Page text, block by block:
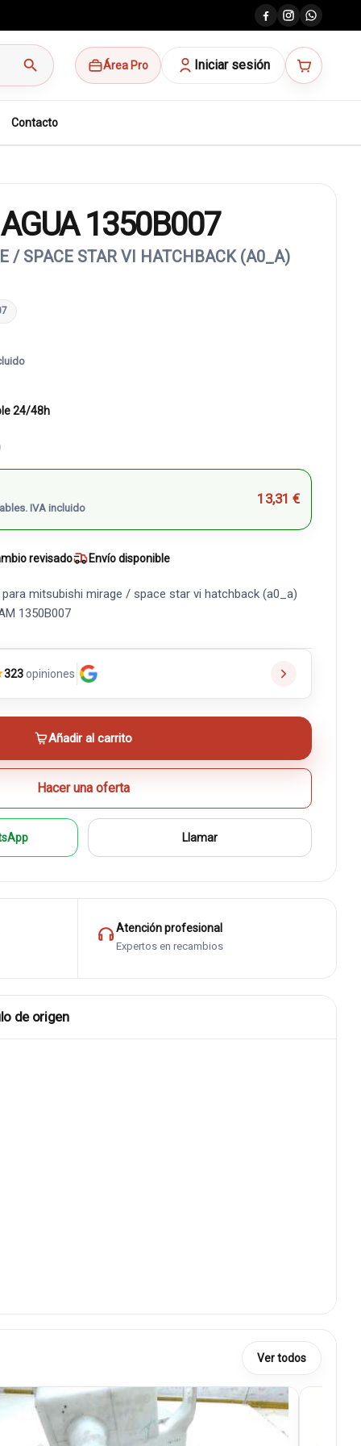
search Área Pro Iniciar sesión
Contacto
1350B007
/ SPACE STAR VI HATCHBACK (A0_A)
24/48h
IVA incluido
13,31 €
revisado Envío disponible
mitsubishi mirage / space star vi hatchback (a0_a)
1350B007
323opiniones
Añadir al carrito
Hacer una oferta
Llamar
Atención profesional
Expertos en recambios
de origen
Ver todos